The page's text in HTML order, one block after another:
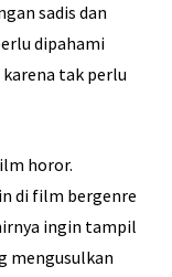
sadis dan
dipahami
tak perlu
horor.
di film bergenre
ingin tampil
mengusulkan